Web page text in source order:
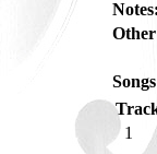
Notes:
1